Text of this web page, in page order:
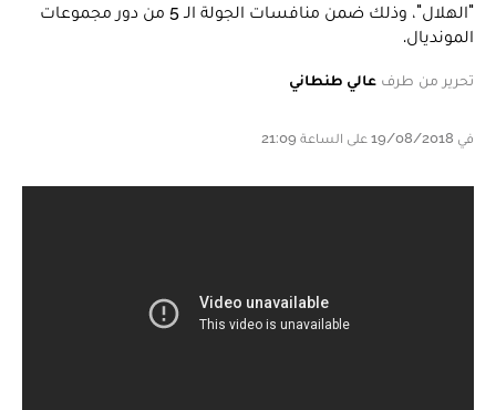
"الهلال"، وذلك ضمن منافسات الجولة الـ 5 من دور مجموعات
المونديال.
تحرير من طرف عالي طنطاني
في 19/08/2018 على الساعة 21:09